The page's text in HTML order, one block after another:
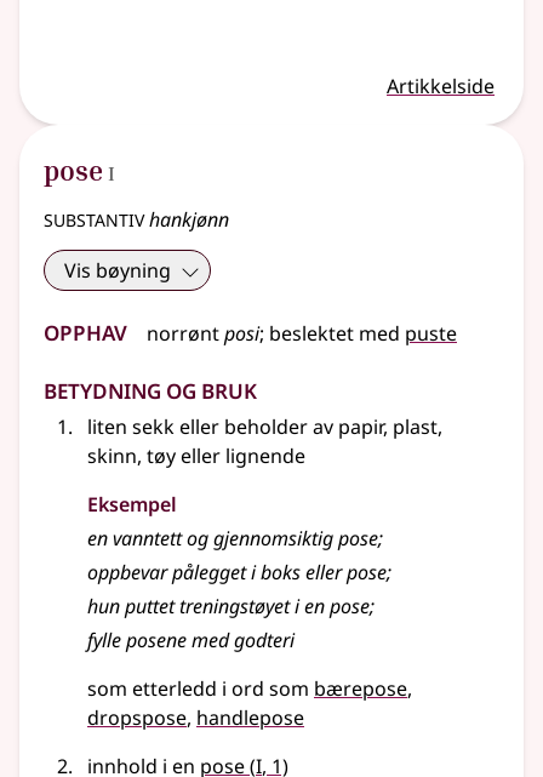
Artikkelside
pose 1
I
substantivhankjønn
Vis bøyning
Opphav norrøntposi; beslektet med puste
Betydning og bruk
liten sekk eller beholder av papir, plast,
skinn, tøyeller lignende
Eksempel
en vanntett og gjennomsiktig pose;
oppbevar pålegget i boks eller pose;
hun puttet treningstøyet i en pose;
fylle posene med godteri
som etterledd i ord som bærepose
dropspose handlepose
innhold i en pose(1
I, 1)